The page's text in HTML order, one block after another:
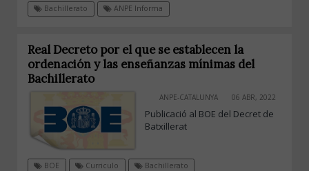
Bachillerato ANPE Informa
Real Decreto por el que se establecen la
ordenación y las enseñanzas mínimas del
Bachillerato
ANPE-CATALUNYA 06 ABR, 2022
Publicació al BOE del Decret de
Batxillerat
BOE Curriculo Bachillerato